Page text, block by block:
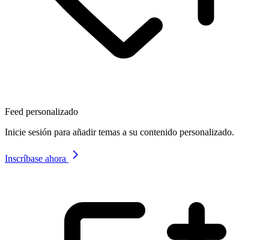
Feed personalizado
Inicie sesión para añadir temas a su contenido personalizado.
Inscríbase ahora